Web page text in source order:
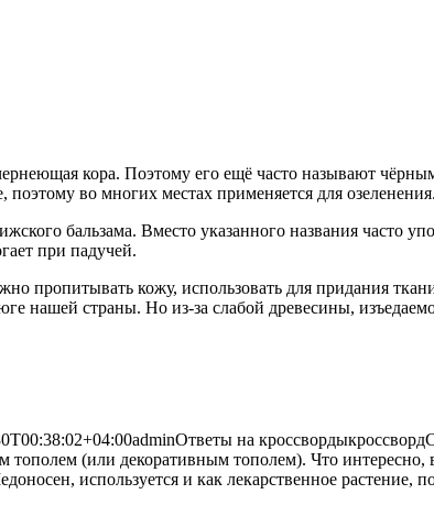
кора. Поэтому его ещё часто называют
поэтому во многих местах применяется для озеленения.
бальзама. Вместо указанного названия часто
при падучей.
пропитывать кожу, использовать для придания
нашей страны. Но из-за слабой древесины,
adminОтветы на кроссвордыкроссворд
(или декоративным тополем). Что интересно,
используется и как лекарственное растение,